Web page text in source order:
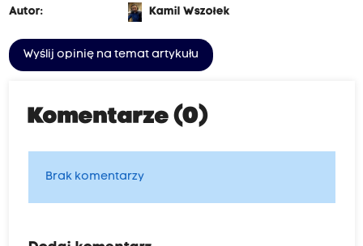
Autor: Kamil Wszołek
Wyślij opinię na temat artykułu
Komentarze (0)
Brak komentarzy